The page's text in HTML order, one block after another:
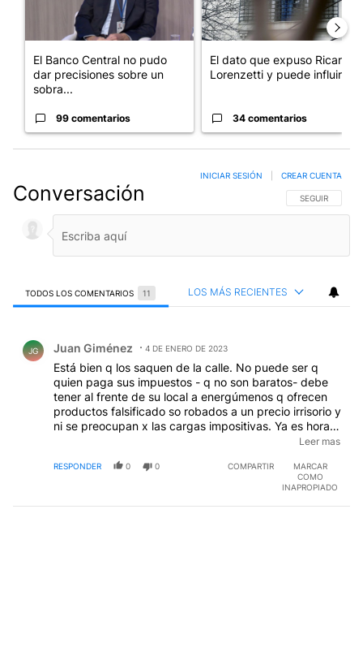
El Banco Central no pudo
dar precisiones sobre un
sobra...
99 comentarios
El dato que expuso Ricardo
Lorenzetti y puede influir e...
34 comentarios
Conversación SIGA ESTA
SEGUIR
INICIAR SESIÓN CREAR CUENTA
TODOS LOS COMENTARIOS 11 LOS MÁS RECIENTES
JG Juan Giménez 4 DE ENERO DE 2023
Está bien q los saquen de la calle. No puede ser q
quien paga sus impuestos - q no son baratos- debe
tener al frente de su local a energúmenos q ofrecen
productos falsificado so robados a un precio irrisorio y
ni se preocupan x las cargas impositivas. Ya es hora q
se dejen de embromar con eso de la pobreza y
Y si los manteros quieren laburar, q lo hagan x
derecha. Basta Cámpora, de partidos políticos
Leer mas
RESPONDER 0 0 COMPARTIR
MARCAR
COMO
INAPROPIADO